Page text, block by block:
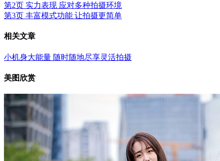
第2页 实力表现 应对多种拍摄环境
第3页 丰富模式功能 让拍摄更简单
相关文章
小机身大能量 随时随地尽享灵活拍摄
美图欣赏